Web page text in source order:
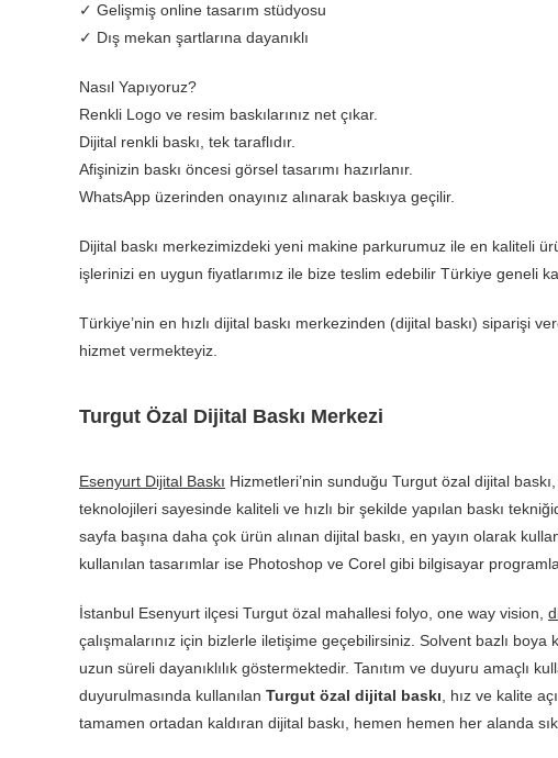
✓ Gelişmiş online tasarım stüdyosu
✓ Dış mekan şartlarına dayanıklı
Nasıl Yapıyoruz?
Renkli Logo ve resim baskılarınız net çıkar.
Dijital renkli baskı, tek taraflıdır.
Afişinizin baskı öncesi görsel tasarımı hazırlanır.
WhatsApp üzerinden onayınız alınarak baskıya geçilir.
Dijital baskı merkezimizdeki yeni makine parkurumuz ile en kaliteli
işlerinizi en uygun fiyatlarımız ile bize teslim edebilir Türkiye geneli
Türkiye’nin en hızlı dijital baskı merkezinden (dijital baskı) siparişi
hizmet vermekteyiz.
Turgut Özal Dijital Baskı Merkezi
Esenyurt Dijital Baskı Hizmetleri’nin sunduğu Turgut özal dijital
teknolojileri sayesinde kaliteli ve hızlı bir şekilde yapılan baskı
sayfa başına daha çok ürün alınan dijital baskı, en yayın olarak
kullanılan tasarımlar ise Photoshop ve Corel gibi bilgisayar
İstanbul Esenyurt ilçesi Turgut özal mahallesi folyo, one way vision,
çalışmalarınız için bizlerle iletişime geçebilirsiniz. Solvent bazlı boya
uzun süreli dayanıklılık göstermektedir. Tanıtım ve duyuru amaçlı
duyurulmasında kullanılan Turgut özal dijital baskı , hız ve kalite
tamamen ortadan kaldıran dijital baskı, hemen hemen her alanda